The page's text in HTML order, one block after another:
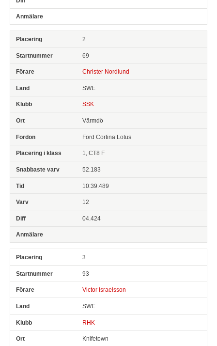
2
69
Christer Nordlund
SWE
SSK
Värmdö
Ford Cortina Lotus
1, CT8 F
52.183
10:39.489
12
04.424
3
93
Victor Israelsson
SWE
RHK
Knifetown